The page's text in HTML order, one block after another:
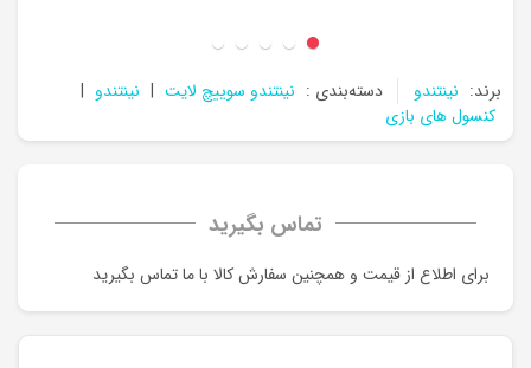
برند: نینتندو دسته‌بندی : نینتندو سوییچ لایت | نینتندو |
کنسول های بازی
تماس بگیرید
برای اطلاع از قیمت و همچنین سفارش کالا با ما تماس بگیرید